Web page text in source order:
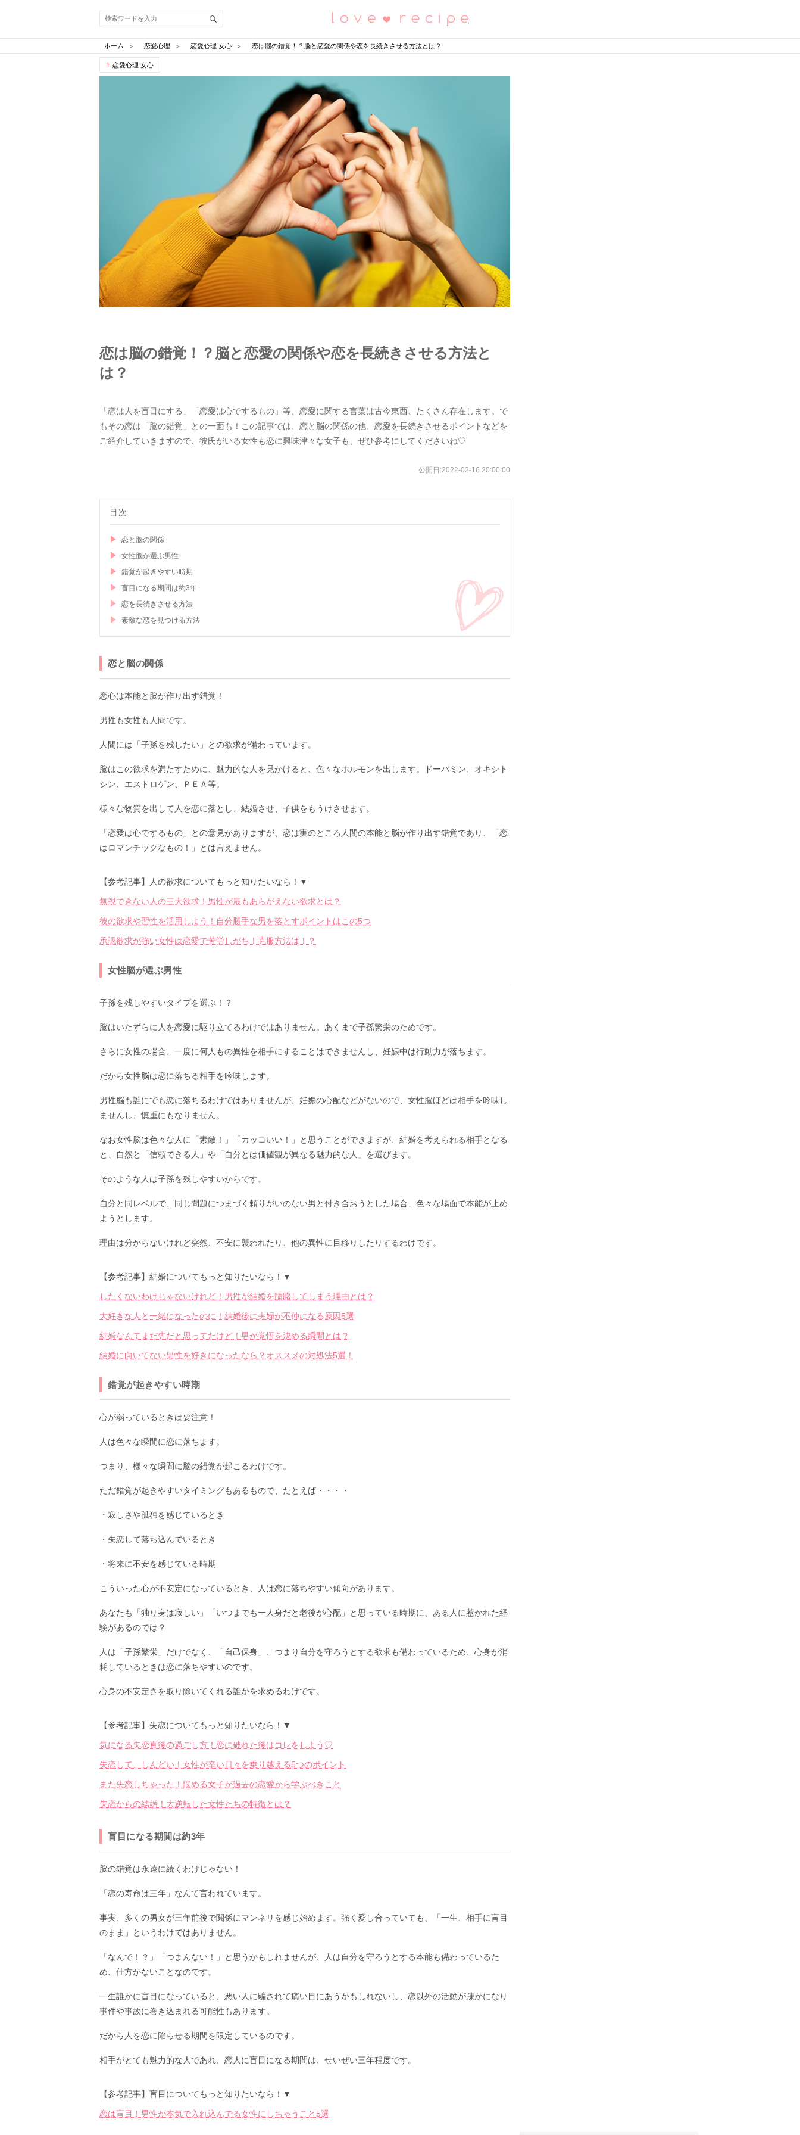
恋愛レシピ
ホーム 恋愛心理 恋愛心理 女心 恋は脳の錯覚！？脳と恋愛の関係や恋を長続きさせる方法とは？
恋愛心理 女心
恋は脳の錯覚！？脳と恋愛の関係や恋を長続きさせる方法と
は？
「恋は人を盲目にする」「恋愛は心でするもの」等、恋愛に関する言葉は古今東西、たくさん存在します。で
もその恋は「脳の錯覚」との一面も！この記事では、恋と脳の関係の他、恋愛を長続きさせるポイントなどを
ご紹介していきますので、彼氏がいる女性も恋に興味津々な女子も、ぜひ参考にしてくださいね♡
公開日:2022-02-16 20:00:00
目次
恋と脳の関係
女性脳が選ぶ男性
錯覚が起きやすい時期
盲目になる期間は約3年
恋を長続きさせる方法
素敵な恋を見つける方法
恋と脳の関係
恋心は本能と脳が作り出す錯覚！
男性も女性も人間です。
人間には「子孫を残したい」との欲求が備わっています。
脳はこの欲求を満たすために、魅力的な人を見かけると、色々なホルモンを出します。ドーパミン、オキシト
シン、エストロゲン、ＰＥＡ等。
様々な物質を出して人を恋に落とし、結婚させ、子供をもうけさせます。
「恋愛は心でするもの」との意見がありますが、恋は実のところ人間の本能と脳が作り出す錯覚であり、「恋
はロマンチックなもの！」とは言えません。
【参考記事】人の欲求についてもっと知りたいなら！▼
無視できない人の三大欲求！男性が最もあらがえない欲求とは？
彼の欲求や習性を活用しよう！自分勝手な男を落とすポイントはこの5つ
承認欲求が強い女性は恋愛で苦労しがち！克服方法は！？
女性脳が選ぶ男性
子孫を残しやすいタイプを選ぶ！？
脳はいたずらに人を恋愛に駆り立てるわけではありません。あくまで子孫繁栄のためです。
さらに女性の場合、一度に何人もの異性を相手にすることはできませんし、妊娠中は行動力が落ちます。
だから女性脳は恋に落ちる相手を吟味します。
男性脳も誰にでも恋に落ちるわけではありませんが、妊娠の心配などがないので、女性脳ほどは相手を吟味し
ませんし、慎重にもなりません。
なお女性脳は色々な人に「素敵！」「カッコいい！」と思うことができますが、結婚を考えられる相手となる
と、自然と「信頼できる人」や「自分とは価値観が異なる魅力的な人」を選びます。
そのような人は子孫を残しやすいからです。
自分と同レベルで、同じ問題につまづく頼りがいのない男と付き合おうとした場合、色々な場面で本能が止め
ようとします。
理由は分からないけれど突然、不安に襲われたり、他の異性に目移りしたりするわけです。
【参考記事】結婚についてもっと知りたいなら！▼
したくないわけじゃないけれど！男性が結婚を躊躇してしまう理由とは？
大好きな人と一緒になったのに！結婚後に夫婦が不仲になる原因5選
結婚なんてまだ先だと思ってたけど！男が覚悟を決める瞬間とは？
結婚に向いてない男性を好きになったなら？オススメの対処法5選！
錯覚が起きやすい時期
心が弱っているときは要注意！
人は色々な瞬間に恋に落ちます。
つまり、様々な瞬間に脳の錯覚が起こるわけです。
ただ錯覚が起きやすいタイミングもあるもので、たとえば・・・・
・寂しさや孤独を感じているとき
・失恋して落ち込んでいるとき
・将来に不安を感じている時期
こういった心が不安定になっているとき、人は恋に落ちやすい傾向があります。
あなたも「独り身は寂しい」「いつまでも一人身だと老後が心配」と思っている時期に、ある人に惹かれた経
験があるのでは？
人は「子孫繁栄」だけでなく、「自己保身」、つまり自分を守ろうとする欲求も備わっているため、心身が消
耗しているときは恋に落ちやすいのです。
心身の不安定さを取り除いてくれる誰かを求めるわけです。
【参考記事】失恋についてもっと知りたいなら！▼
気になる失恋直後の過ごし方！恋に破れた後はコレをしよう♡
失恋して、しんどい！女性が辛い日々を乗り越える5つのポイント
また失恋しちゃった！悩める女子が過去の恋愛から学ぶべきこと
失恋からの結婚！大逆転した女性たちの特徴とは？
盲目になる期間は約3年
脳の錯覚は永遠に続くわけじゃない！
「恋の寿命は三年」なんて言われています。
事実、多くの男女が三年前後で関係にマンネリを感じ始めます。強く愛し合っていても、「一生、相手に盲目
のまま」というわけではありません。
「なんで！？」「つまんない！」と思うかもしれませんが、人は自分を守ろうとする本能も備わっているた
め、仕方がないことなのです。
一生誰かに盲目になっていると、悪い人に騙されて痛い目にあうかもしれないし、恋以外の活動が疎かになり
事件や事故に巻き込まれる可能性もあります。
だから人を恋に陥らせる期間を限定しているのです。
相手がとても魅力的な人であれ、恋人に盲目になる期間は、せいぜい三年程度です。
【参考記事】盲目についてもっと知りたいなら！▼
恋は盲目！男性が本気で入れ込んでる女性にしちゃうこと5選